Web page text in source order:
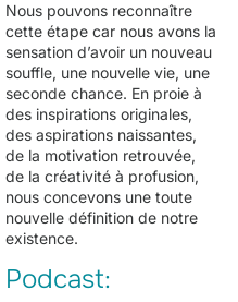
Nous pouvons reconnaître
cette étape car nous avons la
sensation d’avoir un nouveau
souffle, une nouvelle vie, une
seconde chance. En proie à
des inspirations originales,
des aspirations naissantes,
de la motivation retrouvée,
de la créativité à profusion,
nous concevons une toute
nouvelle définition de notre
existence.
Podcast: